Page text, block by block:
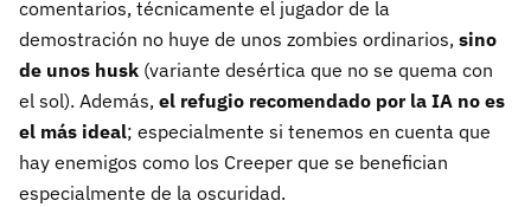
comentarios, técnicamente el jugador de la
demostración no huye de unos zombies ordinarios, sino
de unos husk (variante desértica que no se quema con
el sol). Además, el refugio recomendado por la IA no es
el más ideal; especialmente si tenemos en cuenta que
hay enemigos como los Creeper que se benefician
especialmente de la oscuridad.